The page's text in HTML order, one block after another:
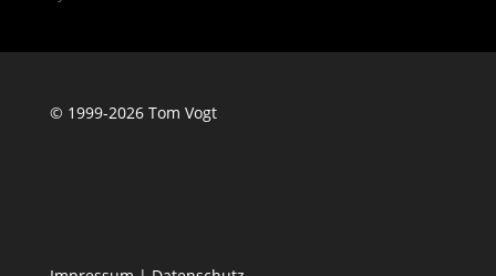
© 1999-2026 Tom Vogt